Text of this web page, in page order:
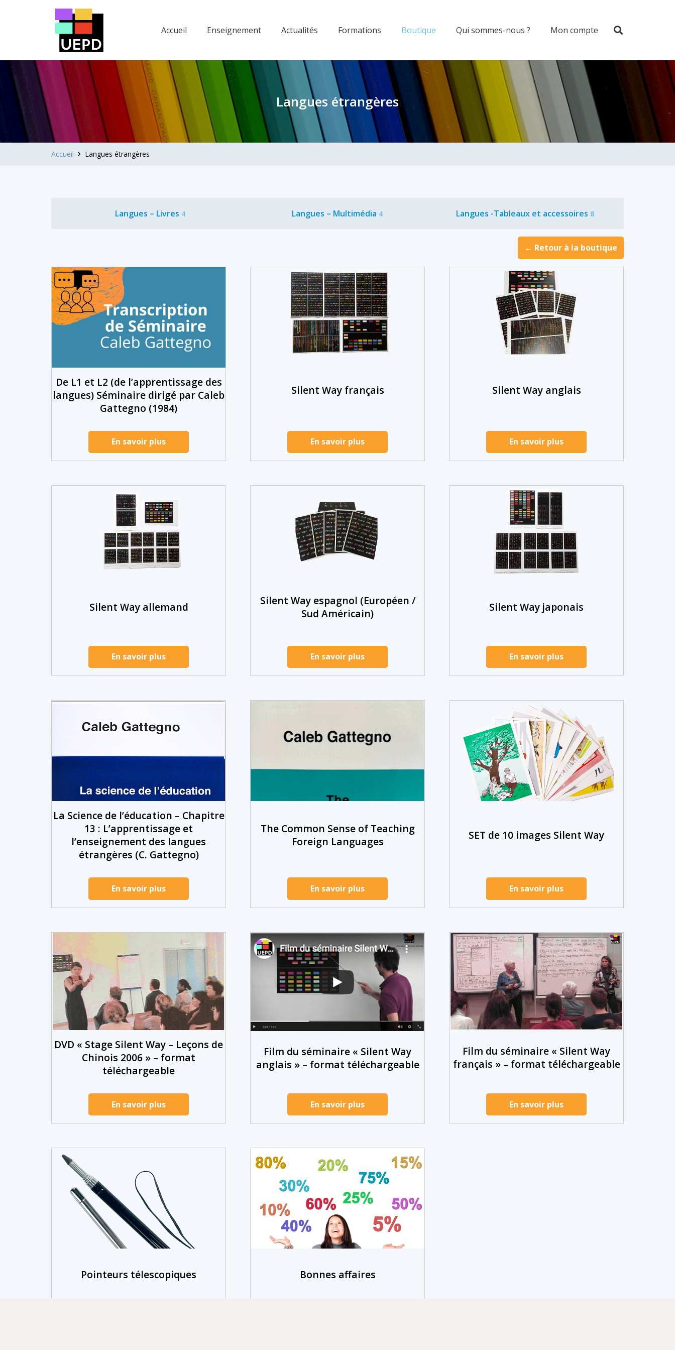
Accueil Enseignement Actualités Formations Boutique Qui sommes-nous ? Mon compte
Langues étrangères
Accueil Langues étrangères
Langues – Livres 4 Langues – Multimédia 4 Langues -Tableaux et accessoires 8
← Retour à la boutique
De L1 et L2 (de l’apprentissage des
langues) Séminaire dirigé par Caleb
Gattegno (1984)
En savoir plus
Silent Way français
En savoir plus
Silent Way anglais
En savoir plus
Silent Way allemand
En savoir plus
Silent Way espagnol (Européen /
Sud Américain)
En savoir plus
Silent Way japonais
En savoir plus
La Science de l’éducation – Chapitre
13 : L’apprentissage et
l’enseignement des langues
étrangères (C. Gattegno)
En savoir plus
The Common Sense of Teaching
Foreign Languages
En savoir plus
SET de 10 images Silent Way
En savoir plus
DVD « Stage Silent Way – Leçons de
Chinois 2006 » – format
téléchargeable
En savoir plus
Film du séminaire « Silent Way
anglais » – format téléchargeable
En savoir plus
Film du séminaire « Silent Way
français » – format téléchargeable
En savoir plus
Pointeurs télescopiques Bonnes affaires